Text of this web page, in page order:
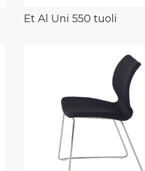
Et Al Uni 550 tuoli